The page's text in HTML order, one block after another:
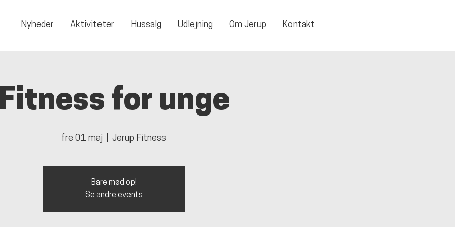
Nyheder Aktiviteter Hussalg Udlejning Om Jerup Kontakt
Fitness for unge
fre 01 maj Jerup Fitness
Bare mød op!
Se andre events